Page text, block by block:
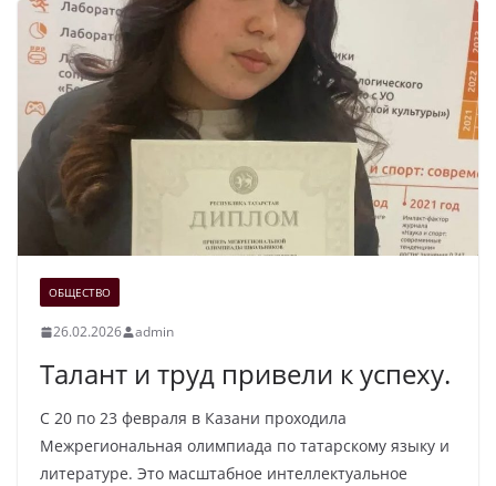
ОБЩЕСТВО
26.02.2026 admin
Талант и труд привели к успеху.
С 20 по 23 февраля в Казани проходила
Межрегиональная олимпиада по татарскому языку и
литературе. Это масштабное интеллектуальное